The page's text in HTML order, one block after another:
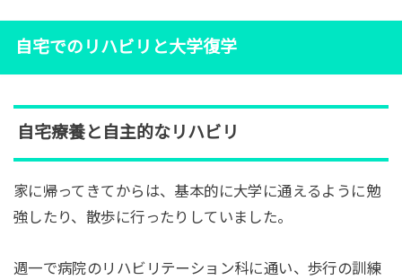
自宅でのリハビリと大学復学
自宅療養と自主的なリハビリ
家に帰ってきてからは、基本的に大学に通えるように勉
強したり、散歩に行ったりしていました。
週一で病院のリハビリテーション科に通い、歩行の訓練